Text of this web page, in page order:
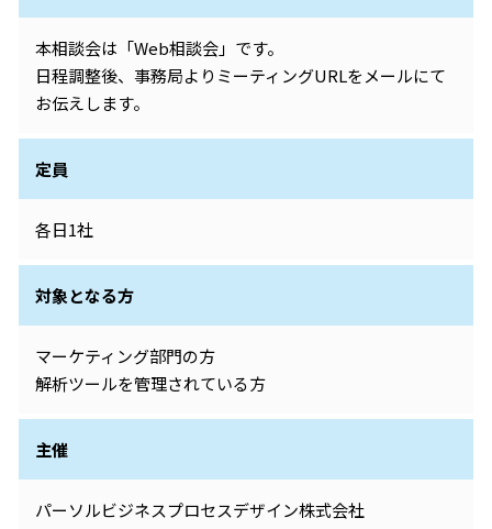
本相談会は「Web相談会」です。
日程調整後、事務局よりミーティングURLをメールにて
お伝えします。
定員
各日1社
対象となる方
マーケティング部門の方
解析ツールを管理されている方
主催
パーソルビジネスプロセスデザイン株式会社